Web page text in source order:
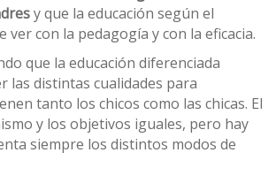
y que la educación según el
ver con la pedagogía y con la eficacia.
que la educación diferenciada
las distintas cualidades para
tanto los chicos como las chicas. El
y los objetivos iguales, pero hay
siempre los distintos modos de